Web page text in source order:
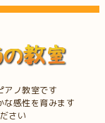
アノ教室です
な感性を育みます
さい